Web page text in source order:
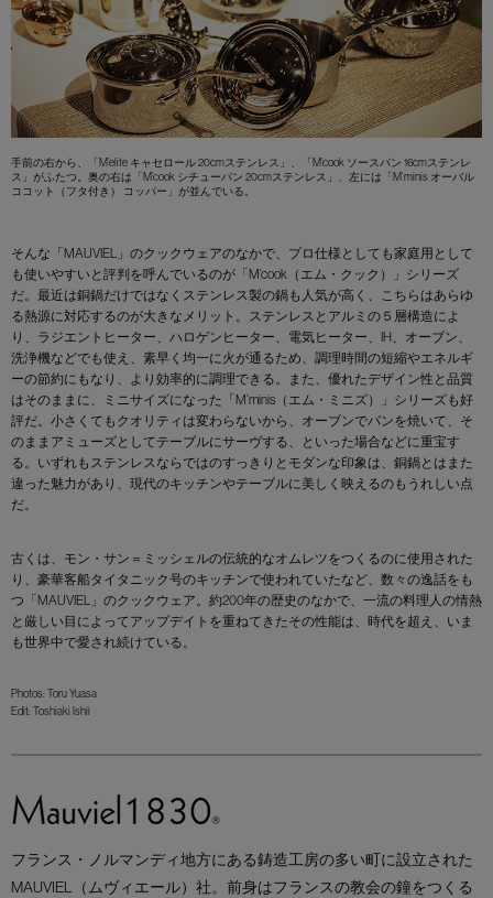
手前の右から、「M’elite キャセロール 20cmステンレス」、「M’cook ソースパン 16cmステンレ
ス」がふたつ。奥の右は「M’cook シチューパン 20cmステンレス」、左には「M’minis オーバル
ココット（フタ付き） コッパー」が並んでいる。
そんな「MAUVIEL」のクックウェアのなかで、プロ仕様としても家庭用として
も使いやすいと評判を呼んでいるのが「M’cook（エム・クック）」シリーズ
だ。最近は銅鍋だけではなくステンレス製の鍋も人気が高く、こちらはあらゆ
る熱源に対応するのが大きなメリット。ステンレスとアルミの５層構造によ
り、ラジエントヒーター、ハロゲンヒーター、電気ヒーター、IH、オーブン、
洗浄機などでも使え、素早く均一に火が通るため、調理時間の短縮やエネルギ
ーの節約にもなり、より効率的に調理できる。また、優れたデザイン性と品質
はそのままに、ミニサイズになった「M’minis（エム・ミニズ）」シリーズも好
評だ。小さくてもクオリティは変わらないから、オーブンでパンを焼いて、そ
のままアミューズとしてテーブルにサーヴする、といった場合などに重宝す
る。いずれもステンレスならではのすっきりとモダンな印象は、銅鍋とはまた
違った魅力があり、現代のキッチンやテーブルに美しく映えるのもうれしい点
だ。
古くは、モン・サン＝ミッシェルの伝統的なオムレツをつくるのに使用された
り、豪華客船タイタニック号のキッチンで使われていたなど、数々の逸話をも
つ「MAUVIEL」のクックウェア。約200年の歴史のなかで、一流の料理人の情熱
と厳しい目によってアップデイトを重ねてきたその性能は、時代を超え、いま
も世界中で愛され続けている。
Photos: Toru Yuasa
Edit: Toshiaki Ishii
フランス・ノルマンディ地方にある鋳造工房の多い町に設立された
MAUVIEL（ムヴィエール）社。前身はフランスの教会の鐘をつくる